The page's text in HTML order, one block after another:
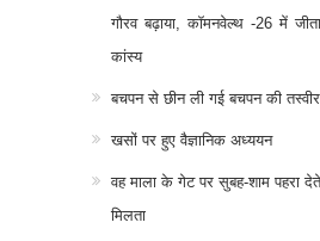
गौरव बढ़ाया, कॉमनवेल्थ -26 में जीता
कांस्य
बचपन से छीन ली गई बचपन की तस्वीर
खसों पर हुए वैज्ञानिक अध्ययन
वह माला के गेट पर सुबह-शाम पहरा देते
मिलता